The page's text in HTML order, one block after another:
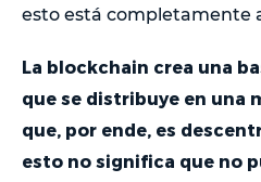
esto está completamente
La blockchain crea una
que se distribuye en una
que, por ende, es
esto no significa que no